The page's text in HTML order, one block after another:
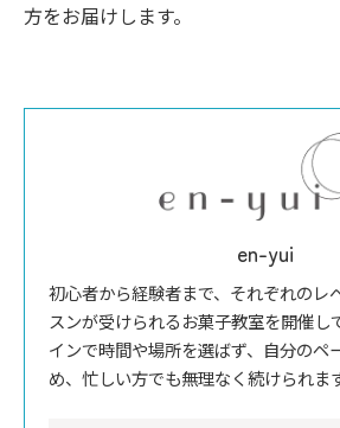
方をお届けします。
en-yui
初心者から経験者まで、それぞれのレ
スンが受けられるお菓子教室を開催し
インで時間や場所を選ばず、自分のペ
め、忙しい方でも無理なく続けられま